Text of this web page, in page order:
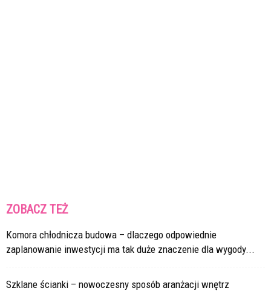
ZOBACZ TEŻ
Komora chłodnicza budowa – dlaczego odpowiednie
zaplanowanie inwestycji ma tak duże znaczenie dla wygody...
Szklane ścianki – nowoczesny sposób aranżacji wnętrz